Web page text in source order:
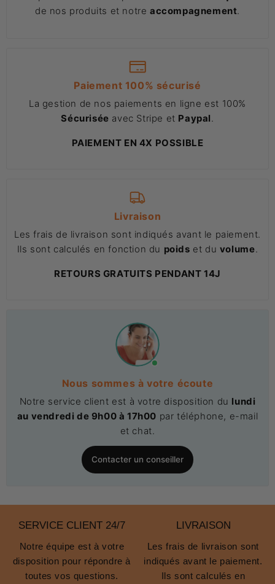
de nos produits et notre accompagnement.
Paiement 100% sécurisé
La gestion de nos paiements en ligne est 100%
Sécurisée avec Stripe et Paypal.
PAIEMENT EN 4X POSSIBLE
Livraison
Les frais de livraison sont indiqués avant le paiement.
Ils sont calculés en fonction du poids et du volume.
RETOURS GRATUITS PENDANT 14J
Nous sommes à votre écoute
Notre service client est à votre disposition du lundi
au vendredi de 9h00 à 17h00 par téléphone, e-mail
et chat.
Contacter un conseiller
SERVICE CLIENT 24/7
Notre équipe est à votre
disposition pour répondre à
toutes vos questions.
LIVRAISON
Les frais de livraison sont
indiqués avant le paiement.
Ils sont calculés en